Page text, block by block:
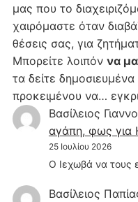
μας που το
χαιρόμαστε όταν
θέσεις σας, για
Μπορείτε λοιπόν να
τα δείτε
προκειμένου να…
Βασίλειος
αγάπη, φως για
25 Ιουλίου 2026
Ο Ιεχωβά να τους
Βασίλειος